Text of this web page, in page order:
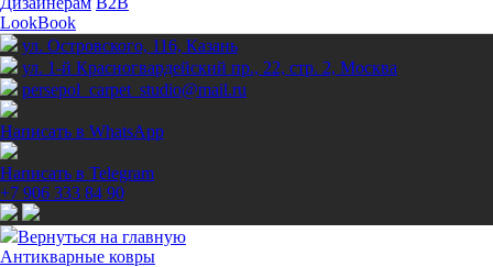
LookBook
ул. Островского, 116, Казань
ул. 1-й Красногвардейский пр., 22, стр. 2, Москва
persepol_carpet_studio@mail.ru
Написать в WhatsApp
Написать в Telegram
+7 906 333 84 90
Вернуться на главную
Антикварные ковры